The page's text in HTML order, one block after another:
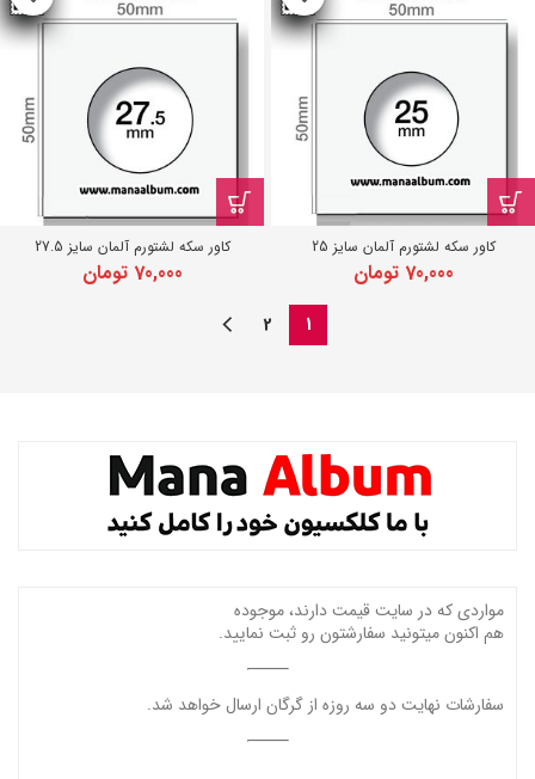
کاور سکه لشتورم آلمان سایز 25
70,000 تومان
کاور سکه لشتورم آلمان سایز 27.5
70,000 تومان
1
2
مواردی که در سایت قیمت دارند، موجوده
هم اکنون میتونید سفارشتون رو ثبت نمایید.
سفارشات نهایت دو سه روزه از گرگان ارسال خواهد شد.